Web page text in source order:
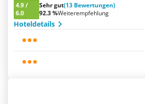
4.9/
6.0
Sehr gut(13 Bewertungen)
92.3 %Weiterempfehlung
Hoteldetails